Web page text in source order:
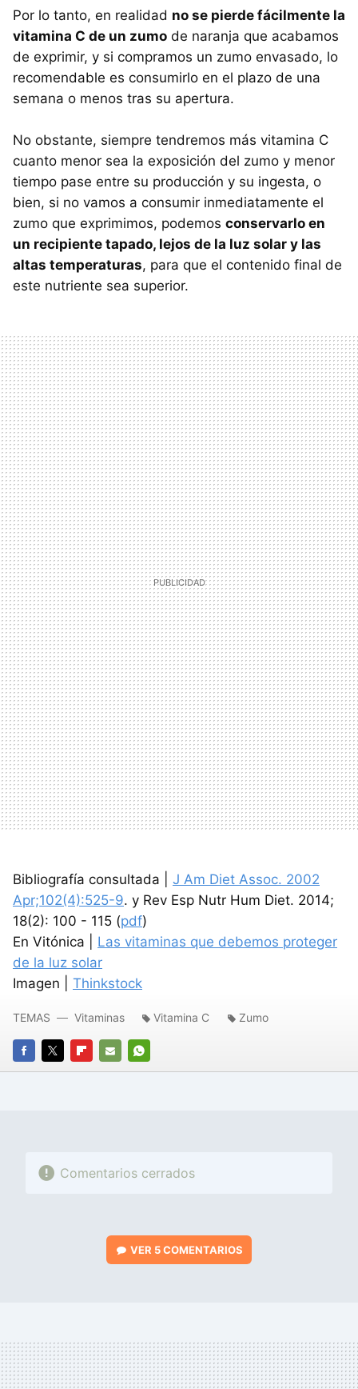
Por lo tanto, en realidad no se pierde fácilmente la
vitamina C de un zumo de naranja que acabamos
de exprimir, y si compramos un zumo envasado, lo
recomendable es consumirlo en el plazo de una
semana o menos tras su apertura.
No obstante, siempre tendremos más vitamina C
cuanto menor sea la exposición del zumo y menor
tiempo pase entre su producción y su ingesta, o
bien, si no vamos a consumir inmediatamente el
zumo que exprimimos, podemos conservarlo en
un recipiente tapado, lejos de la luz solar y las
altas temperaturas, para que el contenido final de
este nutriente sea superior.
Bibliografía consultada | J Am Diet Assoc. 2002
Apr;102(4):525-9. y Rev Esp Nutr Hum Diet. 2014;
18(2): 100 - 115 (pdf)
En Vitónica | Las vitaminas que debemos proteger
de la luz solar
Imagen | Thinkstock
FACEBOOK
TWITTERFLIPBOARD
E-
WHATSAPP
TEMAS Vitaminas Vitamina C Zumo
Comentarios cerrados
VER 5 COMENTARIOS